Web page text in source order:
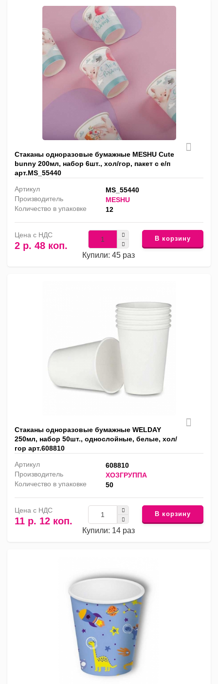
Стаканы одноразовые бумажные MESHU Сute
bunny 200мл, набор 6шт., хол/гор, пакет с е/п
арт.MS_55440
Артикул
MS_55440
Производитель
MESHU
Количество в упаковке
12
Цена с НДС
2 р. 48 коп.
Купили: 45 раз
В корзину
Стаканы одноразовые бумажные WELDAY
250мл, набор 50шт., однослойные, белые, хол/
гор арт.608810
Артикул
608810
Производитель
ХОЗГРУППА
Количество в упаковке
50
Цена с НДС
11 р. 12 коп.
Купили: 14 раз
В корзину